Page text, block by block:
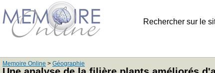
Rechercher sur le
Memoire Online > Géographie